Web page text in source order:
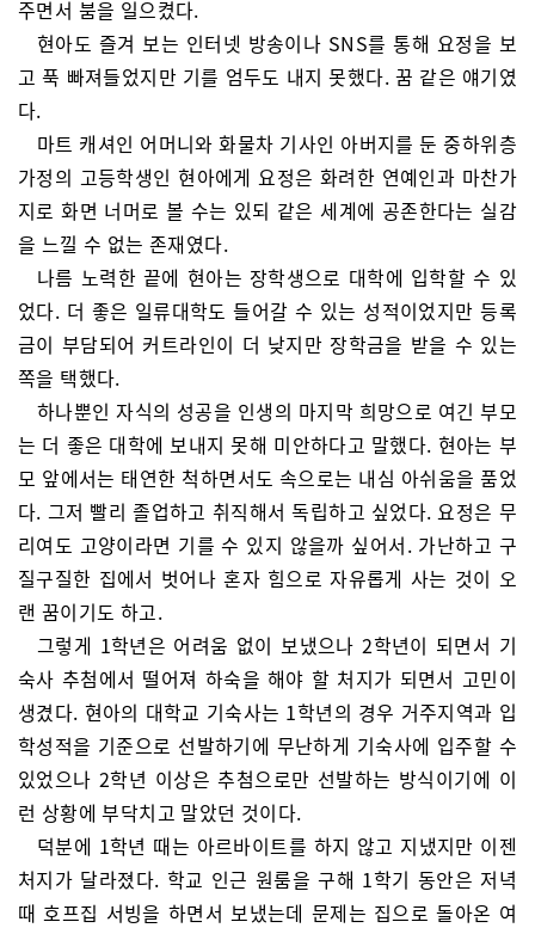
주면서 붐을 일으켰다.
현아도 즐겨 보는 인터넷 방송이나 SNS를 통해 요정을 보
고 푹 빠져들었지만 기를 엄두도 내지 못했다. 꿈 같은 얘기였
다.
마트 캐셔인 어머니와 화물차 기사인 아버지를 둔 중하위층
가정의 고등학생인 현아에게 요정은 화려한 연예인과 마찬가
지로 화면 너머로 볼 수는 있되 같은 세계에 공존한다는 실감
을 느낄 수 없는 존재였다.
나름 노력한 끝에 현아는 장학생으로 대학에 입학할 수 있
었다. 더 좋은 일류대학도 들어갈 수 있는 성적이었지만 등록
금이 부담되어 커트라인이 더 낮지만 장학금을 받을 수 있는
쪽을 택했다.
하나뿐인 자식의 성공을 인생의 마지막 희망으로 여긴 부모
는 더 좋은 대학에 보내지 못해 미안하다고 말했다. 현아는 부
모 앞에서는 태연한 척하면서도 속으로는 내심 아쉬움을 품었
다. 그저 빨리 졸업하고 취직해서 독립하고 싶었다. 요정은 무
리여도 고양이라면 기를 수 있지 않을까 싶어서. 가난하고 구
질구질한 집에서 벗어나 혼자 힘으로 자유롭게 사는 것이 오
랜 꿈이기도 하고.
그렇게 1학년은 어려움 없이 보냈으나 2학년이 되면서 기
숙사 추첨에서 떨어져 하숙을 해야 할 처지가 되면서 고민이
생겼다. 현아의 대학교 기숙사는 1학년의 경우 거주지역과 입
학성적을 기준으로 선발하기에 무난하게 기숙사에 입주할 수
있었으나 2학년 이상은 추첨으로만 선발하는 방식이기에 이
런 상황에 부닥치고 말았던 것이다.
덕분에 1학년 때는 아르바이트를 하지 않고 지냈지만 이젠
처지가 달라졌다. 학교 인근 원룸을 구해 1학기 동안은 저녁
때 호프집 서빙을 하면서 보냈는데 문제는 집으로 돌아온 여